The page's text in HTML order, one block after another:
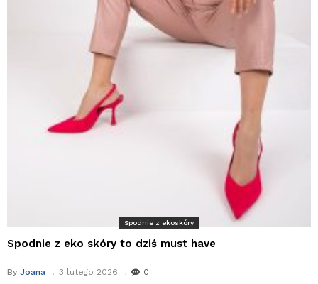
Spodnie z ekoskóry
Spodnie z eko skóry to dziś must have
By Joana 3 lutego 2026 0